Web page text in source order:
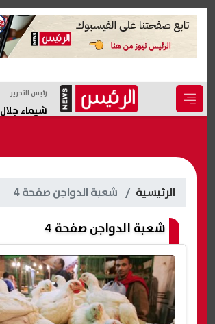
رئيس التحرير
شيماء جلال
الرئيسية شعبة الدواجن صفحة 4
شعبة الدواجن صفحة 4